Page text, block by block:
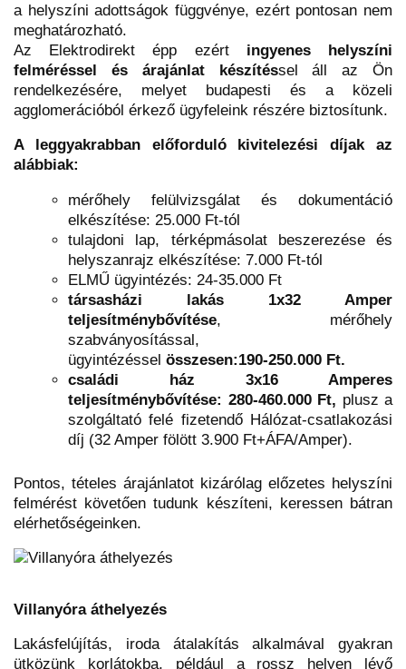
a helyszíni adottságok függvénye, ezért pontosan nem
meghatározható.
Az Elektrodirekt épp ezértingyenes helyszíni
felméréssel és árajánlat készítéssel áll az Ön
rendelkezésére, melyet budapesti és a közeli
agglomerációból érkező ügyfeleink részére biztosítunk.
A leggyakrabban előforduló kivitelezési díjak az
alábbiak:
mérőhely felülvizsgálat és dokumentáció
elkészítése: 25.000 Ft-tól
tulajdoni lap, térképmásolat beszerezése és
helyszanrajz elkészítése: 7.000 Ft-tól
ELMŰ ügyintézés: 24-35.000 Ft
társasházi lakás 1x32 Amper
teljesítménybővítése, mérőhely
szabványosítással,
ügyintézéssel összesen:190-250.000 Ft.
családi ház 3x16 Amperes
teljesítménybővítése: 280-460.000 Ft, plusz a
szolgáltató felé fizetendő Hálózat-csatlakozási
díj (32 Amper fölött 3.900 Ft+ÁFA/Amper).
Pontos, tételes árajánlatot kizárólag előzetes helyszíni
felmérést követően tudunk készíteni, keressen bátran
elérhetőségeinken.
Villanyóra áthelyezés
Lakásfelújítás, iroda átalakítás alkalmával gyakran
ütközünk korlátokba, például a rossz helyen lévő